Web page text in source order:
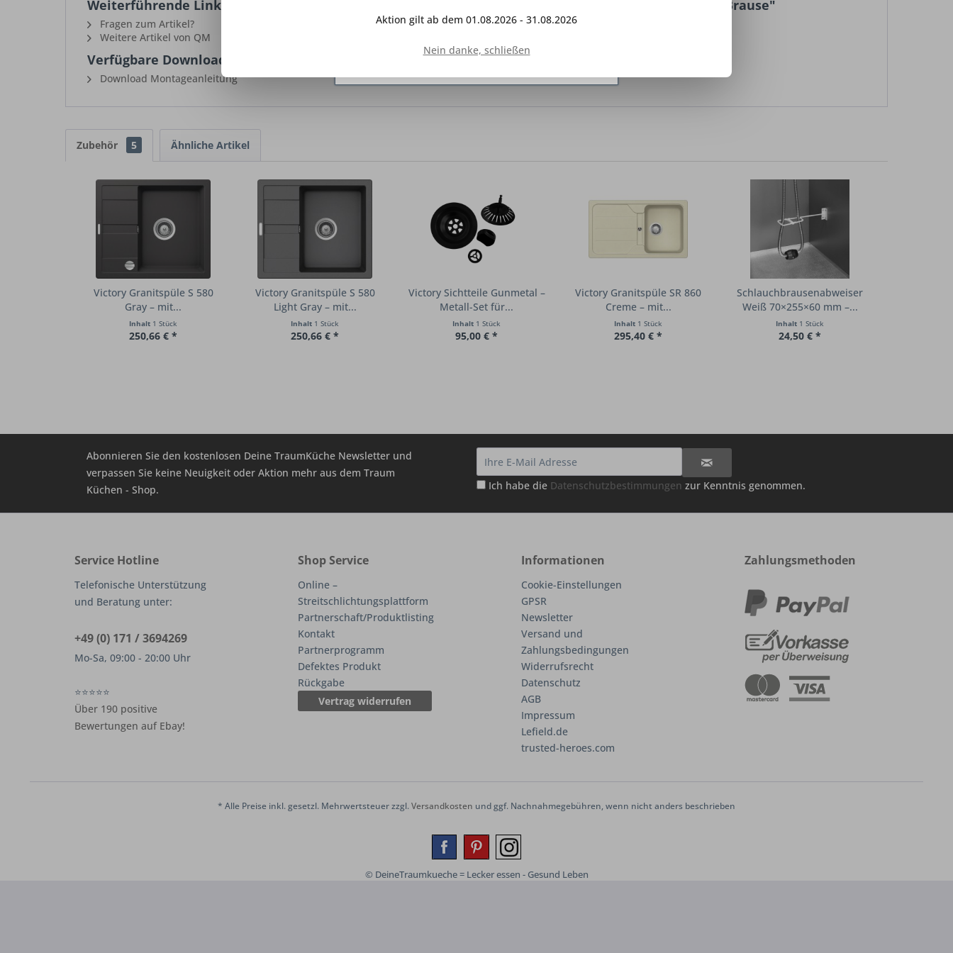
Weiterführende Links zu "Victory GT2017 Hochdruck-Einhebelmischer Edelstahl – mit umstellbarer Brause"
Fragen zum Artikel?
Weitere Artikel von QM
Verfügbare Downloads:
Download Montageanleitung
Zubehör 5 Ähnliche Artikel
Victory Granitspüle S 580
Gray – mit...
Inhalt 1 Stück
250,66 € *
Victory Granitspüle S 580
Light Gray – mit...
Inhalt 1 Stück
250,66 € *
Victory Sichtteile Gunmetal –
Metall-Set für...
Inhalt 1 Stück
95,00 € *
Victory Granitspüle SR 860
Creme – mit...
Inhalt 1 Stück
295,40 € *
Schlauchbrausenabweiser
Weiß 70×255×60 mm –...
Inhalt 1 Stück
24,50 € *
Abonnieren Sie den kostenlosen Deine TraumKüche Newsletter und
verpassen Sie keine Neuigkeit oder Aktion mehr aus dem Traum
Küchen - Shop.
Ich habe die Datenschutzbestimmungen zur Kenntnis genommen.
Service Hotline
Telefonische Unterstützung
und Beratung unter:
+49 (0) 171 / 3694269
Mo-Sa, 09:00 - 20:00 Uhr
⭐⭐⭐⭐⭐
Über 190 positive
Bewertungen auf Ebay!
Shop Service
Online –
Streitschlichtungsplattform
Partnerschaft/Produktlisting
Kontakt
Partnerprogramm
Defektes Produkt
Rückgabe
Vertrag widerrufen
Informationen
Cookie-Einstellungen
GPSR
Newsletter
Versand und
Zahlungsbedingungen
Widerrufsrecht
Datenschutz
AGB
Impressum
Lefield.de
trusted-heroes.com
Zahlungsmethoden
* Alle Preise inkl. gesetzl. Mehrwertsteuer zzgl.Versandkosten und ggf. Nachnahmegebühren, wenn nicht anders beschrieben
© DeineTraumkueche = Lecker essen - Gesund Leben
Aktion gilt ab dem 01.08.2026 - 31.08.2026
Nein danke, schließen
Ihrer Zustimmung gesetzt.Mehr Informationen
Konfigurieren Alle akzeptieren